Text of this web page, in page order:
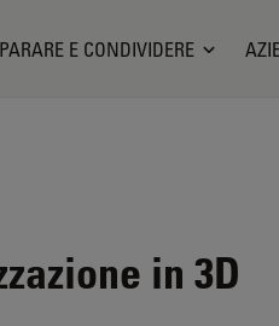
E CONDIVIDERE
in 3D